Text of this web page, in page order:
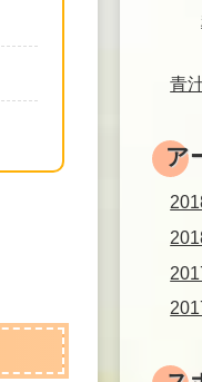
青
ア